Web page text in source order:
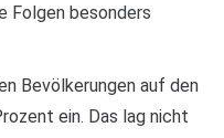
Folgen besonders
Bevölkerungen auf den
ein. Das lag nicht